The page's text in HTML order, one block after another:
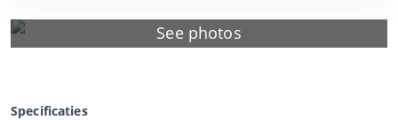
See photos
Specificaties